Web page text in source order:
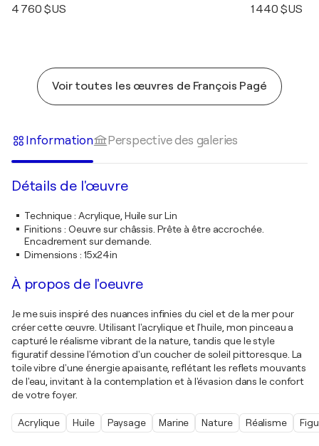
4 760 $US 1 440 $US
Voir toutes les œuvres de François Pagé
Information Perspective des galeries
Détails de l'œuvre
Technique: Acrylique, Huile sur Lin
Finitions : Oeuvre sur châssis. Prête à être accrochée.
Encadrement sur demande.
Dimensions : 15x24in
À propos de l'oeuvre
Je me suis inspiré des nuances infinies du ciel et de la mer pour
créer cette œuvre. Utilisant l'acrylique et l'huile, mon pinceau a
capturé le réalisme vibrant de la nature, tandis que le style
figuratif dessine l'émotion d'un coucher de soleil pittoresque. La
toile vibre d'une énergie apaisante, reflétant les reflets mouvants
de l'eau, invitant à la contemplation et à l'évasion dans le confort
de votre foyer.
Acrylique Huile Paysage Marine Nature Réalisme